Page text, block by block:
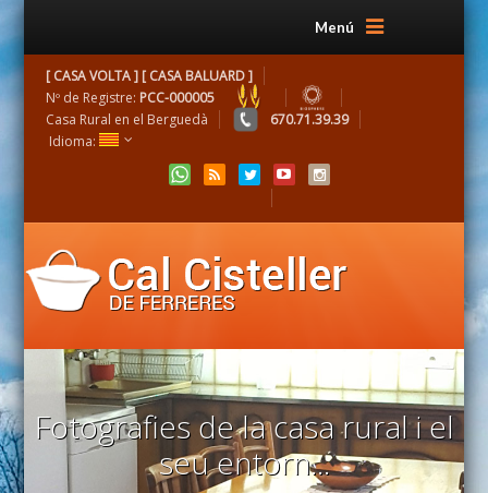
Menú
[ CASA VOLTA ] [ CASA BALUARD ]
Nº de Registre: PCC-000005
Casa Rural en el Berguedà
670.71.39.39
Idioma:
Fotografies de la casa rural i el
seu entorn...